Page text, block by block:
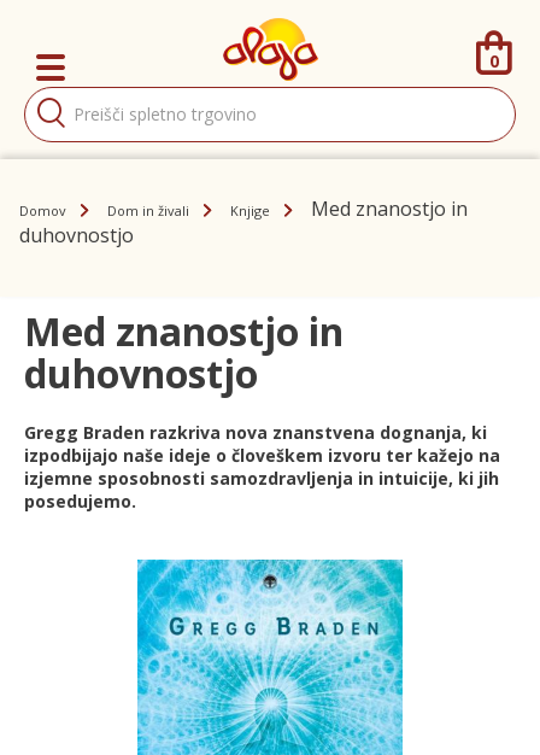
Products
search
0
Domov Dom in živali Knjige
Med znanostjo in
duhovnostjo
Med znanostjo in
duhovnostjo
Gregg Braden razkriva nova znanstvena dognanja, ki
izpodbijajo naše ideje o človeškem izvoru ter kažejo na
izjemne sposobnosti samozdravljenja in intuicije, ki jih
posedujemo.